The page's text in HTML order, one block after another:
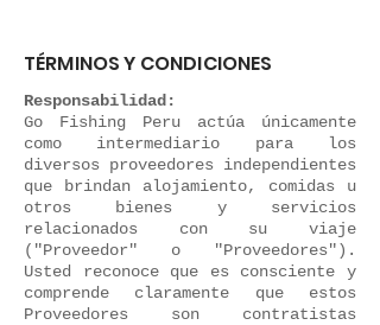
TÉRMINOS Y CONDICIONES
Responsabilidad:
Go Fishing Peru actúa únicamente
como intermediario para los
diversos proveedores independientes
que brindan alojamiento, comidas u
otros bienes y servicios
relacionados con su viaje
("Proveedor" o "Proveedores").
Usted reconoce que es consciente y
comprende claramente que estos
Proveedores son contratistas